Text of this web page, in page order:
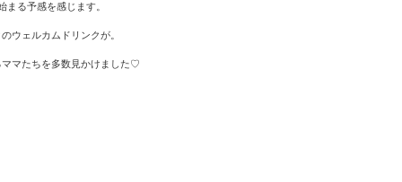
る予感を感じます。
ウェルカムドリンクが。
マたちを多数見かけました♡